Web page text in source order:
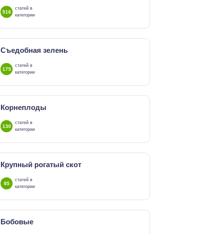
516
статей в
категории
Съедобная зелень
175
статей в
категории
Корнеплоды
130
статей в
категории
Крупный рогатый скот
85
статей в
категории
Бобовые